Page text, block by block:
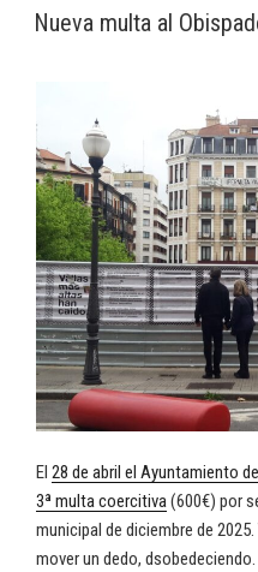
EL
Nueva multa al
El 28 de abril el Ayuntamiento
3ª multa coercitiva (600€) por
municipal de diciembre de
mover un dedo, dsobedeciendo.